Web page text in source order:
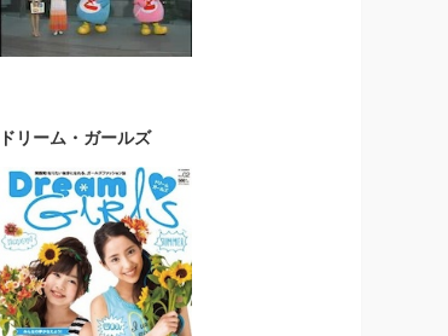
ドリーム・ガールズ